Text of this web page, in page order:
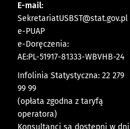
E-mail:
SekretariatUSBST@stat.gov.pl
e-PUAP
e-Doręczenia:
AE:PL-51917-81333-WBVHB-24
Infolinia Statystyczna: 22 279
99 99
(opłata zgodna z taryfą
operatora)